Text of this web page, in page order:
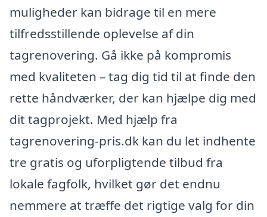
muligheder kan bidrage til en mere
tilfredsstillende oplevelse af din
tagrenovering. Gå ikke på kompromis
med kvaliteten – tag dig tid til at finde den
rette håndværker, der kan hjælpe dig med
dit tagprojekt. Med hjælp fra
tagrenovering-pris.dk kan du let indhente
tre gratis og uforpligtende tilbud fra
lokale fagfolk, hvilket gør det endnu
nemmere at træffe det rigtige valg for din